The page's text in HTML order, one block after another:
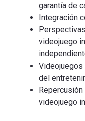
garantía de
Integración
videojuego
Videojuegos
del
videojuego